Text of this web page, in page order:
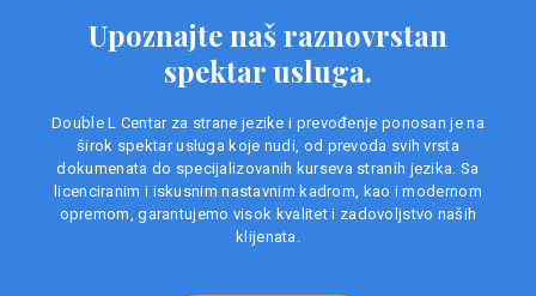
Upoznajte naš raznovrstan
spektar usluga.
Double L Centar za strane jezike i prevođenje ponosan je na
širok spektar usluga koje nudi, od prevoda svih vrsta
dokumenata do specijalizovanih kurseva stranih jezika. Sa
licenciranim i iskusnim nastavnim kadrom, kao i modernom
opremom, garantujemo visok kvalitet i zadovoljstvo naših
klijenata.